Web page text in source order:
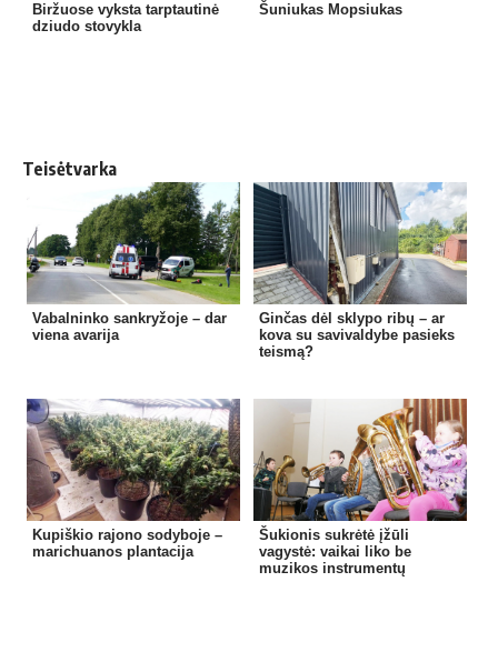
Biržuose vyksta tarptautinė
dziudo stovykla
Šuniukas Mopsiukas
Teisėtvarka
Vabalninko sankryžoje – dar
viena avarija
Ginčas dėl sklypo ribų – ar
kova su savivaldybe pasieks
teismą?
Kupiškio rajono sodyboje –
marichuanos plantacija
Šukionis sukrėtė įžūli
vagystė: vaikai liko be
muzikos instrumentų